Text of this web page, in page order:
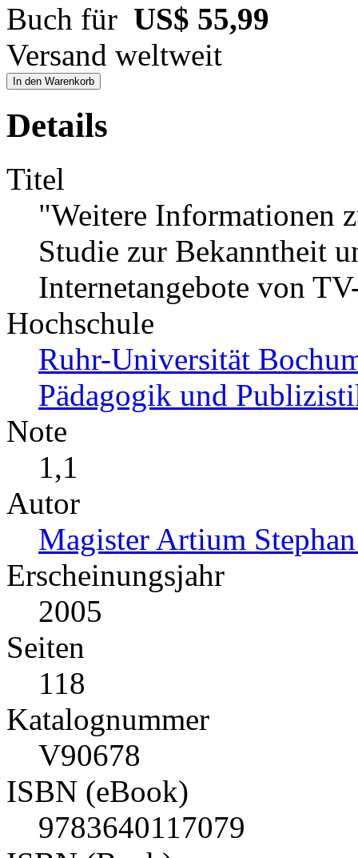
Buch für US$ 55,99
Versand weltweit
In den Warenkorb
Details
Titel
"Weitere Informationen
Studie zur Bekanntheit
Internetangebote von
Hochschule
Ruhr-Universität
Pädagogik und
Note
1,1
Autor
Magister Artium
Erscheinungsjahr
2005
Seiten
118
Katalognummer
V90678
ISBN (eBook)
9783640117079